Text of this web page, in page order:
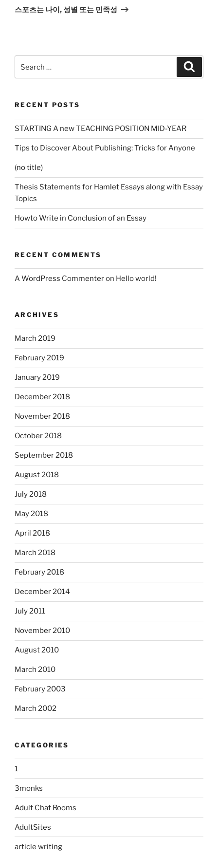
Post
스포츠는 나이, 성별 또는 민족성
for:
RECENT POSTS
STARTING A new TEACHING POSITION MID-YEAR
Tips to Discover About Publishing: Tricks for Anyone
(no title)
Thesis Statements for Hamlet Essays along with Essay
Topics
Howto Write in Conclusion of an Essay
RECENT COMMENTS
A WordPress Commenteron Hello world!
ARCHIVES
March 2019
February 2019
January 2019
December 2018
November 2018
October 2018
September 2018
August 2018
July 2018
May 2018
April 2018
March 2018
February 2018
December 2014
July 2011
November 2010
August 2010
March 2010
February 2003
March 2002
CATEGORIES
1
3monks
Adult Chat Rooms
AdultSites
article writing